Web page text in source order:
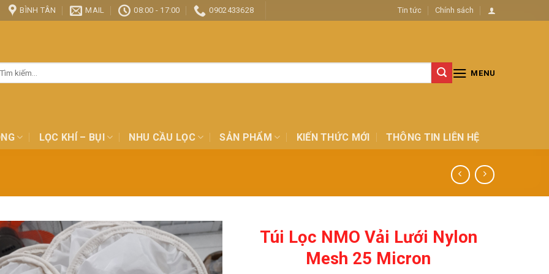
BÌNH TÂN MAIL 08:00 - 17:00 0902433628 Tin tức Chính sách
MENU
LỌC KHÍ – BỤI NHU CẦU LỌC SẢN PHẨM KIẾN THỨC MỚI THÔNG TIN LIÊN HỆ
Túi Lọc NMO Vải Lưới Nylon
Mesh 25 Micron